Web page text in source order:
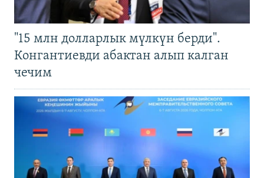
"15 млн долларлык мүлкүн берди".
Конгантиевди абактан алып калган
чечим